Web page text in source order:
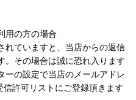
用の方の場合
れていますと、当店からの返信
。その場合は誠に恐れ入ります
ーの設定で当店のメールアドレ
許可リストにご登録頂きます